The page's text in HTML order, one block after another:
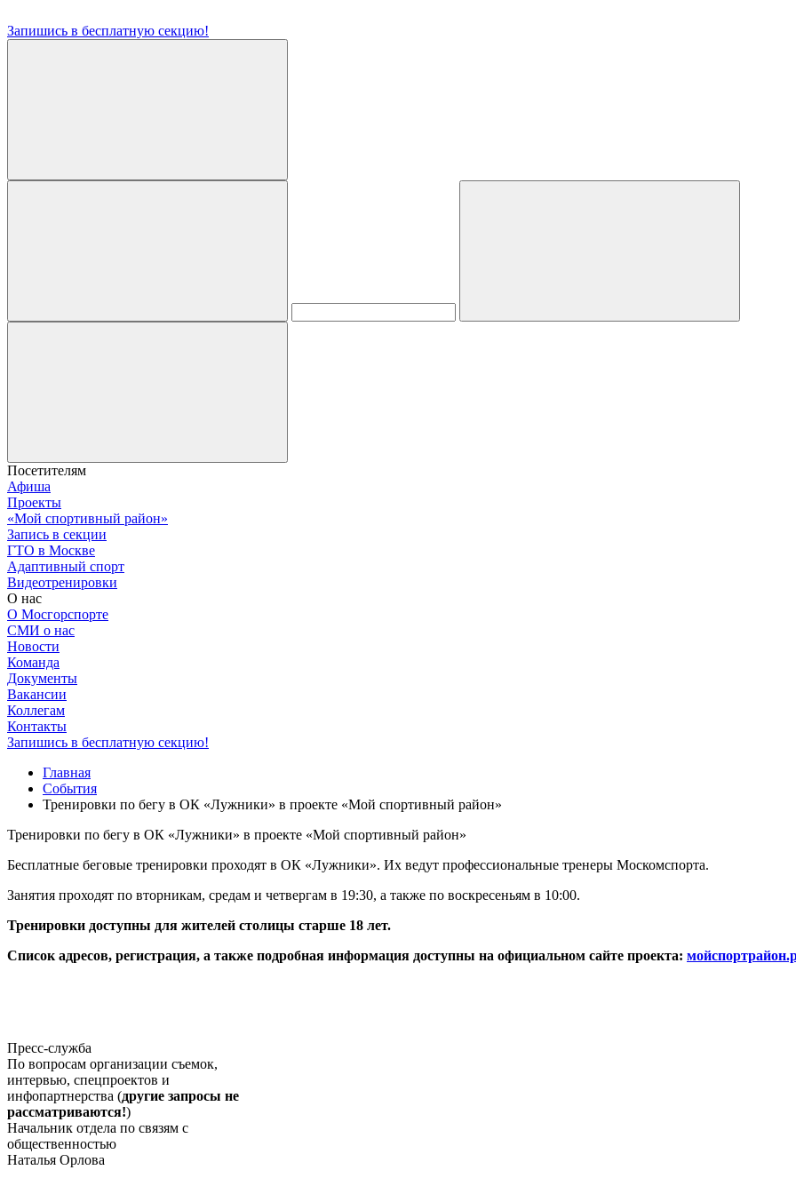
Запишись в бесплатную секцию!
Посетителям
Афиша
Проекты
«Мой спортивный район»
Запись в секции
ГТО в Москве
Адаптивный спорт
Видеотренировки
О нас
О Мосгорспорте
СМИ о нас
Новости
Команда
Документы
Вакансии
Коллегам
Контакты
Запишись в бесплатную секцию!
Главная
События
Тренировки по бегу в ОК «Лужники» в проекте «Мой спортивный район»
Тренировки по бегу в ОК «Лужники» в проекте «Мой спортивный район»
Бесплатные беговые тренировки проходят в ОК «Лужники». Их ведут профессиональные тренеры Москомспорта.
Занятия проходят по вторникам, средам и четвергам в 19:30, а также по воскресеньям в 10:00.
Тренировки доступны для жителей столицы старше 18 лет.
Список адресов, регистрация, а также подробная информация доступны на официальном сайте проекта:
Пресс-служба
По вопросам организации съемок,
интервью, спецпроектов и
инфопартнерства (другие запросы не
рассматриваются!)
Начальник отдела по связям с
общественностью
Наталья Орлова